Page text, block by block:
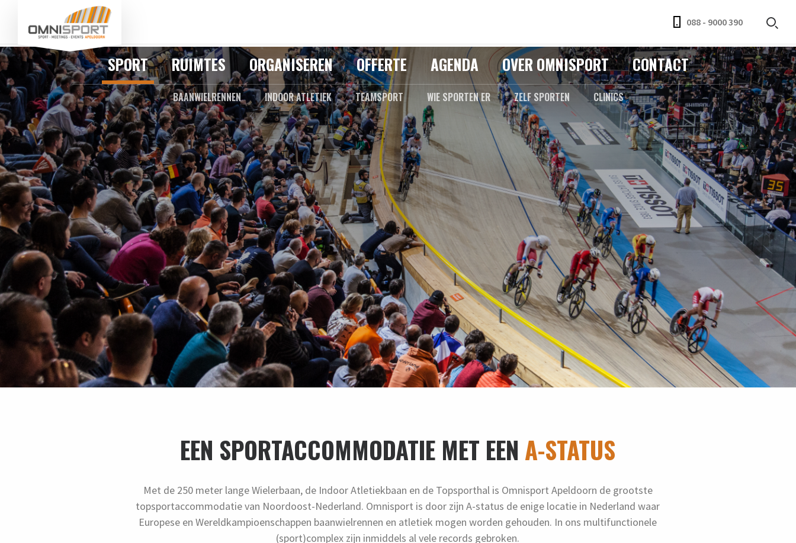
088 - 9000 390
SPORT
BAANWIELRENNEN INDOOR ATLETIEK TEAMSPORT WIE SPORTEN ER ZELF SPORTEN CLINICS
RUIMTES ORGANISEREN OFFERTE AGENDA OVER OMNISPORT CONTACT
EEN SPORTACCOMMODATIE MET EEN A-STATUS
Met de 250 meter lange Wielerbaan, de Indoor Atletiekbaan en de Topsporthal is Omnisport Apeldoorn de grootste
topsportaccommodatie van Noordoost-Nederland. Omnisport is door zijn A-status de enige locatie in Nederland waar
Europese en Wereldkampioenschappen baanwielrennen en atletiek mogen worden gehouden. In ons multifunctionele
(sport)complex zijn inmiddels al vele records gebroken.